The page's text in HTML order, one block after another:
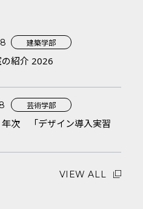
建築学部
紹介 2026
芸術学部
次 「デザイン導入実習
VIEW ALL